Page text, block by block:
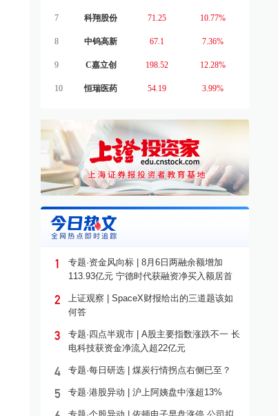
7 科翔股份 71.25 10.77%
8 中钨高新 67.1 7.36%
9 C嘉立创 198.52 12.28%
10 恒瑞医药 54.19 3.99%
1
专题·资金风向标 | 8月6日两融余额增加
113.93亿元 宁德时代获融资净买入额居首
2
上证观察 | SpaceX财报给出的三道题该如
何答
3
专题·四点半观市 | A股主要指数涨跌不一 长
电科技获资金净流入超22亿元
4 专题·每日研选 | 煤炭行情拐点右侧已至？
5 专题·港股异动 | 沪上阿姨盘中涨超13%